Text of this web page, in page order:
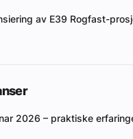
av E39 Rogfast-
2026 – praktiske